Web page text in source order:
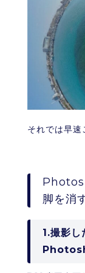
それでは早速
脚を消
1.撮影